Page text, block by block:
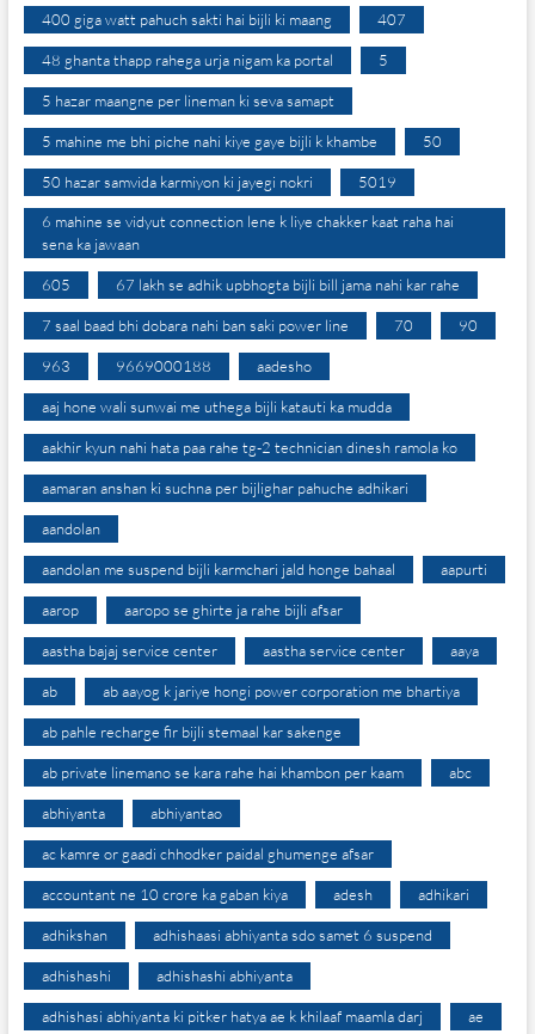
400 giga watt pahuch sakti hai bijli ki maang 407
48 ghanta thapp rahega urja nigam ka portal 5
5 hazar maangne per lineman ki seva samapt
5 mahine me bhi piche nahi kiye gaye bijli k khambe 50
50 hazar samvida karmiyon ki jayegi nokri 5019
6 mahine se vidyut connection lene k liye chakker kaat raha hai
sena ka jawaan
605 67 lakh se adhik upbhogta bijli bill jama nahi kar rahe
7 saal baad bhi dobara nahi ban saki power line 70 90
963 9669000188 aadesho
aaj hone wali sunwai me uthega bijli katauti ka mudda
aakhir kyun nahi hata paa rahe tg-2 technician dinesh ramola ko
aamaran anshan ki suchna per bijlighar pahuche adhikari
aandolan
aandolan me suspend bijli karmchari jald honge bahaal aapurti
aarop aaropo se ghirte ja rahe bijli afsar
aastha bajaj service center aastha service center aaya
ab ab aayog k jariye hongi power corporation me bhartiya
ab pahle recharge fir bijli stemaal kar sakenge
ab private linemano se kara rahe hai khambon per kaam abc
abhiyanta abhiyantao
ac kamre or gaadi chhodker paidal ghumenge afsar
accountant ne 10 crore ka gaban kiya adesh adhikari
adhikshan adhishaasi abhiyanta sdo samet 6 suspend
adhishashi adhishashi abhiyanta
adhishasi abhiyanta ki pitker hatya ae k khilaaf maamla darj ae